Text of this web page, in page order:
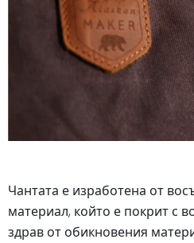
Чантата е изработена от
материал, който е покрит с
здрав от обикновения